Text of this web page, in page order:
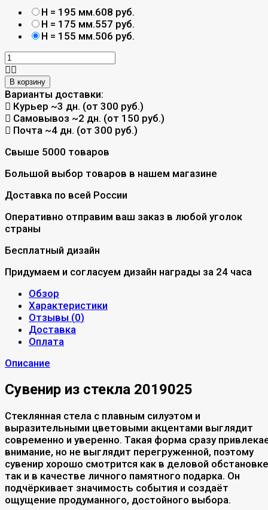
H = 195 мм.608 руб.
H = 175 мм.557 руб.
H = 155 мм.506 руб.
В корзину
Варианты доставки:
Курьер ~3 дн. (от 300 руб.)
Самовывоз ~2 дн. (от 150 руб.)
Почта ~4 дн. (от 300 руб.)
Свыше 5000 товаров
Большой выбор товаров в нашем магазине
Доставка по всей России
Оперативно отправим ваш заказ в любой уголок
страны
Бесплатный дизайн
Придумаем и согласуем дизайн награды за 24 часа
Обзор
Характеристики
Отзывы (0)
Доставка
Оплата
Описание
Сувенир из стекла 2019025
Стеклянная стела с плавным силуэтом и
выразительными цветовыми акцентами выглядит
современно и уверенно. Такая форма сразу
внимание, но не выглядит перегруженной, поэтому
сувенир хорошо смотрится как в деловой
так и в качестве личного памятного подарка. Он
подчёркивает значимость события и создаёт
ощущение продуманного, достойного выбора.